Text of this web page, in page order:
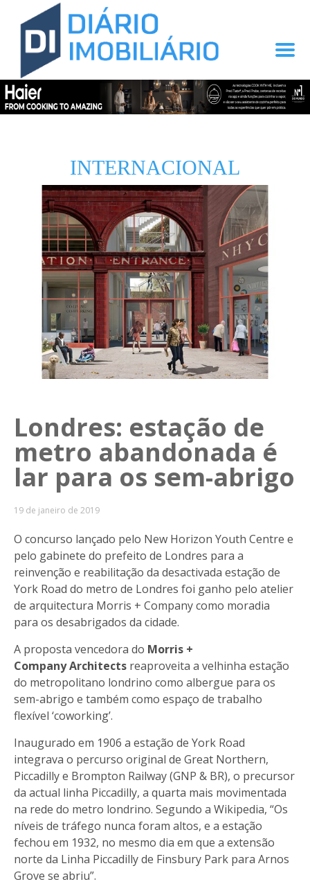
INTERNACIONAL
Londres: estação de
metro abandonada é
lar para os sem-abrigo
19 de janeiro de 2019
O concurso lançado pelo New Horizon Youth Centre e
pelo gabinete do prefeito de Londres para a
reinvenção e reabilitação da desactivada estação de
York Road do metro de Londres foi ganho pelo atelier
de arquitectura Morris + Company como moradia
para os desabrigados da cidade.
A proposta vencedora do Morris +
CompanyArchitects reaproveita a velhinha estação
do metropolitano londrino como albergue para os
sem-abrigo e também como espaço de trabalho
flexível ‘coworking’.
Inaugurado em 1906 a estação de York Road
integrava o percurso original de Great Northern,
Piccadilly e Brompton Railway (GNP & BR), o precursor
da actual linha Piccadilly, a quarta mais movimentada
na rede do metro londrino. Segundo a Wikipedia, “Os
níveis de tráfego nunca foram altos, e a estação
fechou em 1932, no mesmo dia em que a extensão
norte da Linha Piccadilly de Finsbury Park para Arnos
Grove se abriu”.